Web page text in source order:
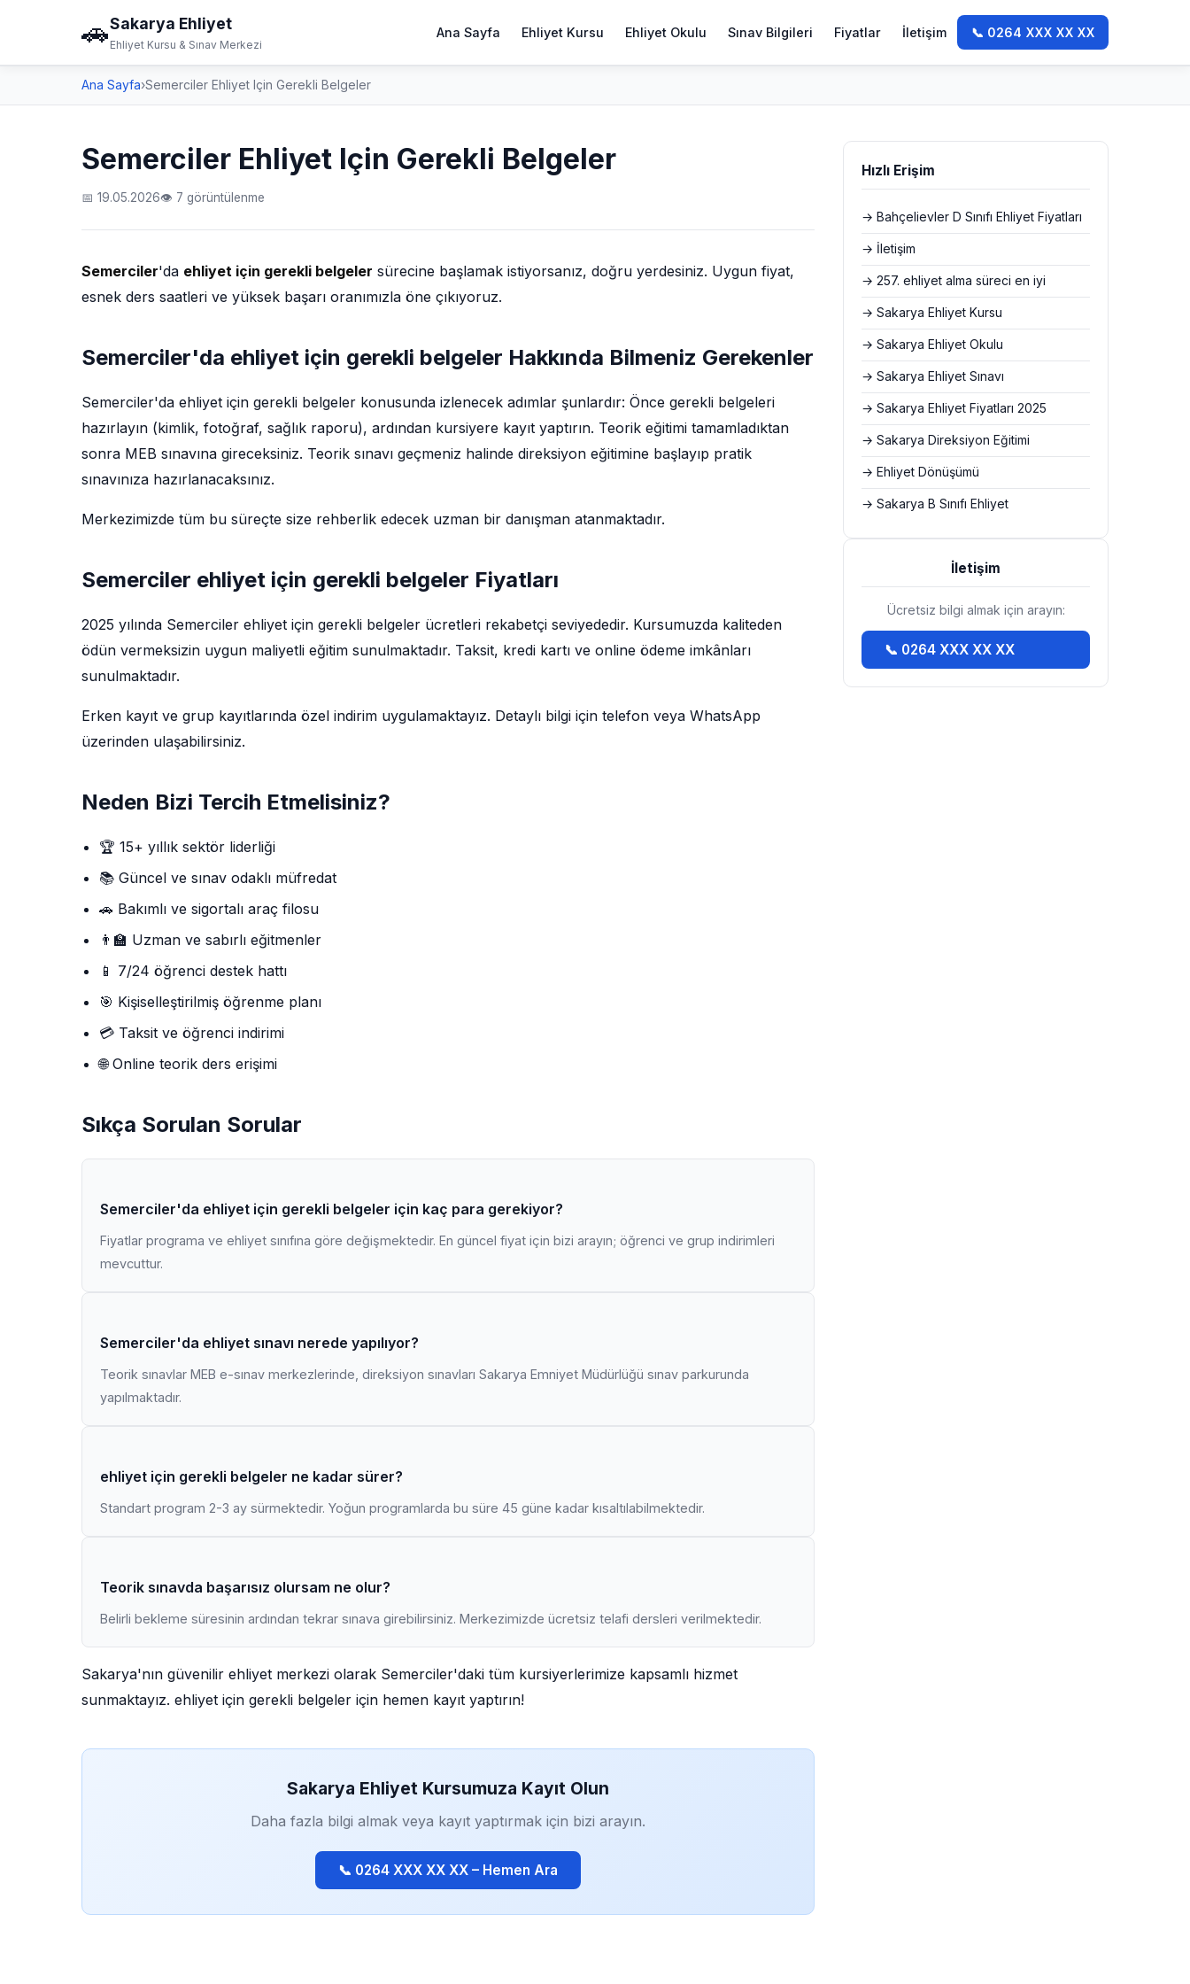
🚗Sakarya Ehliyet
Ehliyet Kursu & Sınav Merkezi
Ana Sayfa Ehliyet Kursu Ehliyet Okulu Sınav Bilgileri Fiyatlar İletişim 📞 0264 XXX XX XX
Ana Sayfa›Semerciler Ehliyet Için Gerekli Belgeler
Semerciler Ehliyet Için Gerekli Belgeler
📅 19.05.2026👁 7 görüntülenme
Semerciler'da ehliyet için gerekli belgeler sürecine başlamak istiyorsanız, doğru yerdesiniz. Uygun fiyat,
esnek ders saatleri ve yüksek başarı oranımızla öne çıkıyoruz.
Semerciler'da ehliyet için gerekli belgeler Hakkında Bilmeniz Gerekenler
Semerciler'da ehliyet için gerekli belgeler konusunda izlenecek adımlar şunlardır: Önce gerekli belgeleri
hazırlayın (kimlik, fotoğraf, sağlık raporu), ardından kursiyere kayıt yaptırın. Teorik eğitimi tamamladıktan
sonra MEB sınavına gireceksiniz. Teorik sınavı geçmeniz halinde direksiyon eğitimine başlayıp pratik
sınavınıza hazırlanacaksınız.
Merkezimizde tüm bu süreçte size rehberlik edecek uzman bir danışman atanmaktadır.
Semerciler ehliyet için gerekli belgeler Fiyatları
2025 yılında Semerciler ehliyet için gerekli belgeler ücretleri rekabetçi seviyededir. Kursumuzda kaliteden
ödün vermeksizin uygun maliyetli eğitim sunulmaktadır. Taksit, kredi kartı ve online ödeme imkânları
sunulmaktadır.
Erken kayıt ve grup kayıtlarında özel indirim uygulamaktayız. Detaylı bilgi için telefon veya WhatsApp
üzerinden ulaşabilirsiniz.
Neden Bizi Tercih Etmelisiniz?
🏆 15+ yıllık sektör liderliği
📚 Güncel ve sınav odaklı müfredat
🚗 Bakımlı ve sigortalı araç filosu
👨‍🏫 Uzman ve sabırlı eğitmenler
📱 7/24 öğrenci destek hattı
🎯 Kişiselleştirilmiş öğrenme planı
💳 Taksit ve öğrenci indirimi
🌐 Online teorik ders erişimi
Sıkça Sorulan Sorular
Semerciler'da ehliyet için gerekli belgeler için kaç para gerekiyor?
Fiyatlar programa ve ehliyet sınıfına göre değişmektedir. En güncel fiyat için bizi arayın; öğrenci ve grup indirimleri
mevcuttur.
Semerciler'da ehliyet sınavı nerede yapılıyor?
Teorik sınavlar MEB e-sınav merkezlerinde, direksiyon sınavları Sakarya Emniyet Müdürlüğü sınav parkurunda
yapılmaktadır.
ehliyet için gerekli belgeler ne kadar sürer?
Standart program 2-3 ay sürmektedir. Yoğun programlarda bu süre 45 güne kadar kısaltılabilmektedir.
Teorik sınavda başarısız olursam ne olur?
Belirli bekleme süresinin ardından tekrar sınava girebilirsiniz. Merkezimizde ücretsiz telafi dersleri verilmektedir.
Sakarya'nın güvenilir ehliyet merkezi olarak Semerciler'daki tüm kursiyerlerimize kapsamlı hizmet
sunmaktayız. ehliyet için gerekli belgeler için hemen kayıt yaptırın!
Sakarya Ehliyet Kursumuza Kayıt Olun
Daha fazla bilgi almak veya kayıt yaptırmak için bizi arayın.
📞 0264 XXX XX XX – Hemen Ara
Hızlı Erişim
→ Bahçelievler D Sınıfı Ehliyet Fiyatları
→ İletişim
→ 257. ehliyet alma süreci en iyi
→ Sakarya Ehliyet Kursu
→ Sakarya Ehliyet Okulu
→ Sakarya Ehliyet Sınavı
→ Sakarya Ehliyet Fiyatları 2025
→ Sakarya Direksiyon Eğitimi
→ Ehliyet Dönüşümü
→ Sakarya B Sınıfı Ehliyet
İletişim
Ücretsiz bilgi almak için arayın:
📞 0264 XXX XX XX